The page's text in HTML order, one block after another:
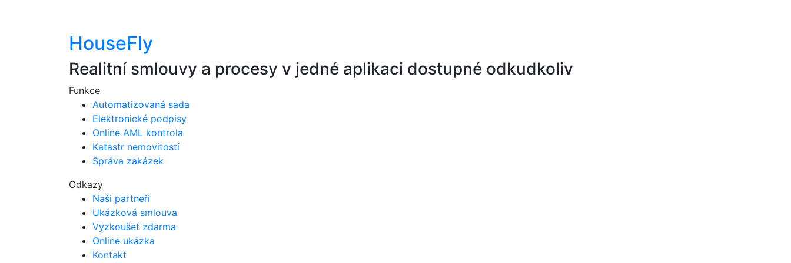
HouseFly
Realitní smlouvy a procesy v jedné aplikaci dostupné odkudkoliv
Funkce
Automatizovaná sada​
Elektronické podpisy​
Online AML kontrola
Katastr nemovitostí
Správa zakázek
Odkazy
Naši partneři
Ukázková smlouva
Vyzkoušet zdarma
Online ukázka
Kontakt